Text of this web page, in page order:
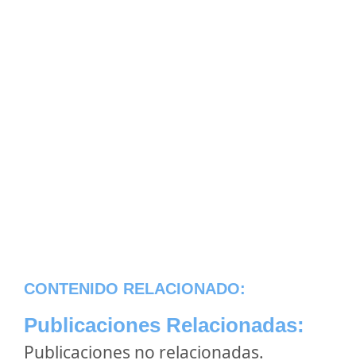
CONTENIDO RELACIONADO:
Publicaciones Relacionadas:
Publicaciones no relacionadas.